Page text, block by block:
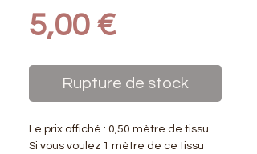
5,00 €Prix
Rupture de stock
Le prix affiché : 0,50 mètre de tissu.
Si vous voulez 1 mètre de ce tissu